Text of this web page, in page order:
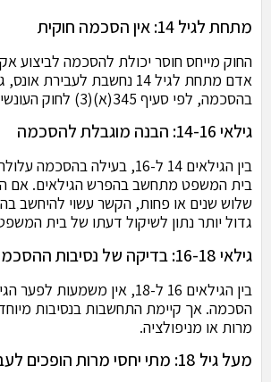
מתחת לגיל 14: אין הסכמה חוקית
החוק מייחס חוסר יכולת להסכמה לביצוע
אדם מתחת לגיל 14 נחשבת לעבירת
בהסכמה, לפי סעיף 345(א)(3) לחוק העונשין.
גילאי 14-16: הבנה מוגבלת להסכמה
בין הגילאים 14 ל-16, בעילה
בית המשפט מתחשב בהפרש הגילאים. אם
שלוש שנים או פחות, הקשר עשוי להיחשב
גדול יותר נתון לשיקול דעתו של בית
גילאי 16-18: בדיקה של נסיבות ההסכמה
בין הגילאים 16 ל-18, אין משמעות
הסכמה. אך קיימת התחשבות בנסיבות
מרות או מניפולציה.
מעל גיל 18: מתי יחסי מרות הופכים לעבירה